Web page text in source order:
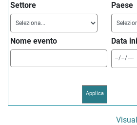
Settore Paese
Nome evento Data